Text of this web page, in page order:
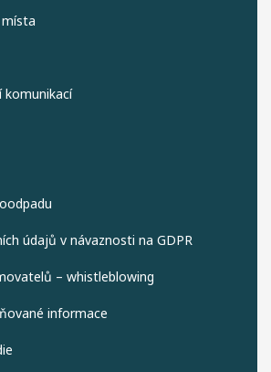
komunikací
údajů v návaznosti na GDPR
– whistleblowing
informace